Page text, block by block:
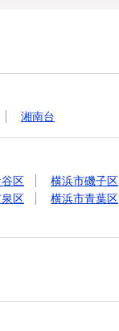
湘南台
区 横浜市磯子区
区 横浜市青葉区